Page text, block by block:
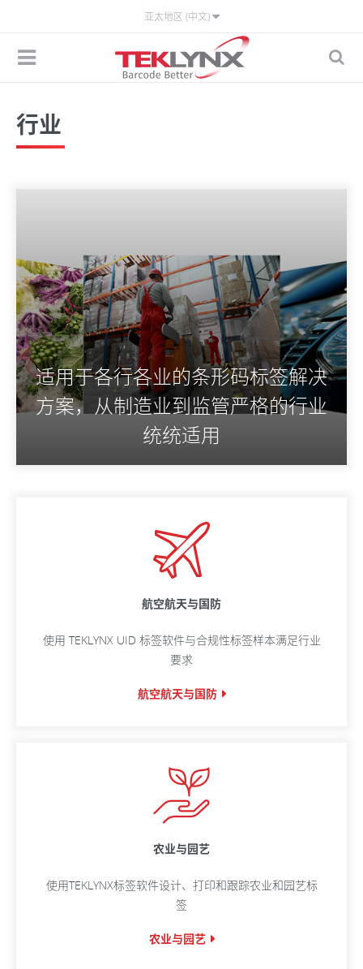
亚太地区 (中文)
行业
适用于各行各业的条形码标签解决
方案，从制造业到监管严格的行业
统统适用
航空航天与国防
使用 TEKLYNX UID 标签软件与合规性标签样本满足行业
要求
航空航天与国防
农业与园艺
使用TEKLYNX标签软件设计、打印和跟踪农业和园艺标
签
农业与园艺